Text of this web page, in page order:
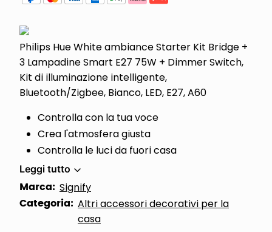
Philips Hue White ambiance Starter Kit Bridge +
3 Lampadine Smart E27 75W + Dimmer Switch,
Kit di illuminazione intelligente,
Bluetooth/Zigbee, Bianco, LED, E27, A60
Controlla con la tua voce
Crea l'atmosfera giusta
Controlla le luci da fuori casa
Leggi tutto
Marca: Signify
Categoria: Altri accessori decorativi per la
casa